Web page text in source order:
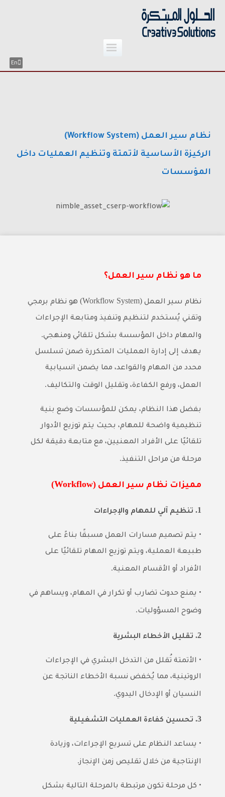
En
نظام سير العمل (Workflow System)
الركيزة الأساسية لأتمتة وتنظيم العمليات داخل
المؤسسات
ما هو نظام سير العمل؟
نظام سير العمل(Workflow System)
هو نظام برمجي
وتقني يُستخدم لتنظيم وتنفيذ ومتابعة الإجراءات
والمهام داخل المؤسسة بشكل تلقائي ومنهجي.
يهدف إلى إدارة العمليات المتكررة ضمن تسلسل
محدد من المهام والقواعد، مما يضمن انسيابية
العمل، ورفع الكفاءة، وتقليل الوقت والتكاليف.
بفضل هذا النظام، يمكن للمؤسسات وضع بنية
تنظيمية واضحة للمهام، بحيث يتم توزيع الأدوار
تلقائيًا على الأفراد المعنيين، مع متابعة دقيقة لكل
مرحلة من مراحل التنفيذ.
مميزات نظام سير العمل(Workflow)
1. تنظيم آلي للمهام والإجراءات
• يتم تصميم مسارات العمل مسبقًا بناءً على
طبيعة العملية، ويتم توزيع المهام تلقائيًا على
الأفراد أو الأقسام المعنية.
• يمنع حدوث تضارب أو تكرار في المهام، ويساهم في
وضوح المسؤوليات.
2. تقليل الأخطاء البشرية
• الأتمتة تُقلل من التدخل البشري في الإجراءات
الروتينية، مما يُخفض نسبة الأخطاء الناتجة عن
النسيان أو الإدخال اليدوي.
3. تحسين كفاءة العمليات التشغيلية
• يساعد النظام على تسريع الإجراءات، وزيادة
الإنتاجية من خلال تقليص زمن الإنجاز.
• كل مرحلة تكون مرتبطة بالمرحلة التالية بشكل